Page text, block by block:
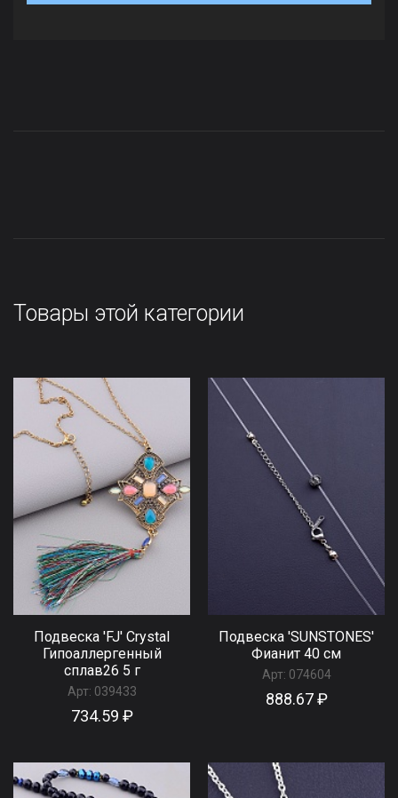
Товары этой категории
Подвеска 'FJ' Сrystal
Гипоаллергенный
сплав26 5 г
Арт: 039433
734.59 ₽
Подвеска 'SUNSTONES'
Фианит 40 см
Арт: 074604
888.67 ₽